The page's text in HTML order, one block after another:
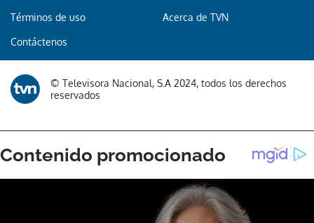
Términos de uso Acerca de TVN
Contáctenos
© Televisora Nacional, S.A 2024, todos los derechos
reservados